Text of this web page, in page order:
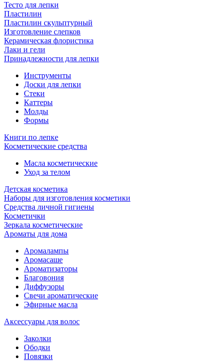
Тесто для лепки
Пластилин
Пластилин скульптурный
Изготовление слепков
Керамическая флористика
Лаки и гели
Принадлежности для лепки
Инструменты
Доски для лепки
Стеки
Каттеры
Молды
Формы
Книги по лепке
Косметические средства
Масла косметические
Уход за телом
Детская косметика
Наборы для изготовления косметики
Средства личной гигиены
Косметички
Зеркала косметические
Ароматы для дома
Аромалампы
Аромасаше
Ароматизаторы
Благовония
Диффузоры
Свечи ароматические
Эфирные масла
Аксессуары для волос
Заколки
Ободки
Повязки